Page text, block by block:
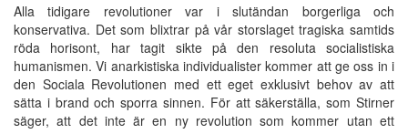
Alla tidigare revolutioner var i slutändan borgerliga och
konservativa. Det som blixtrar på vår storslaget tragiska samtids
röda horisont, har tagit sikte på den resoluta socialistiska
humanismen. Vi anarkistiska individualister kommer att ge oss in i
den Sociala Revolutionen med ett eget exklusivt behov av att
sätta i brand och sporra sinnen. För att säkerställa, som Stirner
säger, att det inte är en ny revolution som kommer utan ett